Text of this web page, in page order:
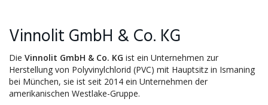
Vinnolit GmbH & Co. KG
Die Vinnolit GmbH & Co. KG ist ein Unternehmen zur
Herstellung von Polyvinylchlorid (PVC) mit Hauptsitz in Ismaning
bei München, sie ist seit 2014 ein Unternehmen der
amerikanischen Westlake-Gruppe.